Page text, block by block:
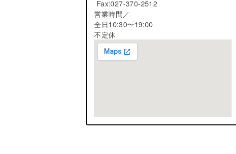
Fax:027-370-2512
営業時間／
全日10:30〜19:00
不定休